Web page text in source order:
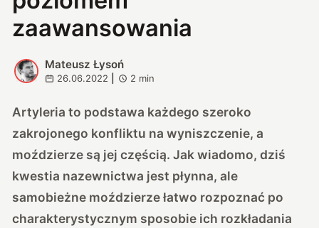
zaawansowania
M
Mateusz Łysoń
26.06.2022 2 min
Artyleria to podstawa każdego szeroko
zakrojonego konfliktu na wyniszczenie, a
moździerze są jej częścią. Jak wiadomo, dziś
kwestia nazewnictwa jest płynna, ale
samobieżne moździerze łatwo rozpoznać po
charakterystycznym sposobie ich rozkładania